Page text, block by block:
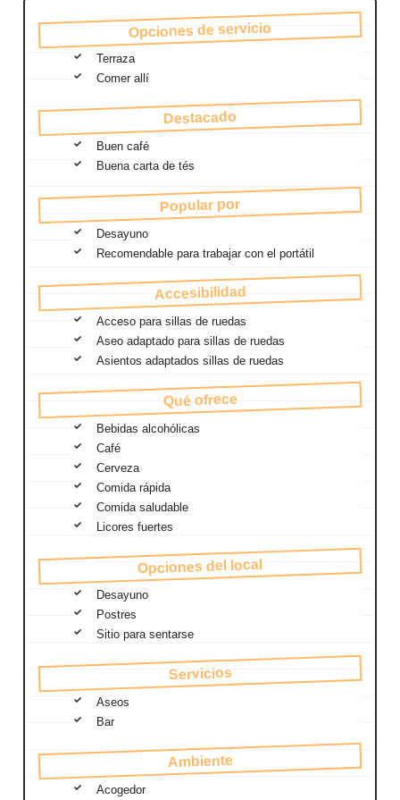
Opciones de servicio
Terraza
Comer allí
Destacado
Buen café
Buena carta de tés
Popular por
Desayuno
Recomendable para trabajar con el portátil
Accesibilidad
Acceso para sillas de ruedas
Aseo adaptado para sillas de ruedas
Asientos adaptados sillas de ruedas
Qué ofrece
Bebidas alcohólicas
Café
Cerveza
Comida rápida
Comida saludable
Licores fuertes
Opciones del local
Desayuno
Postres
Sitio para sentarse
Servicios
Aseos
Bar
Ambiente
Acogedor